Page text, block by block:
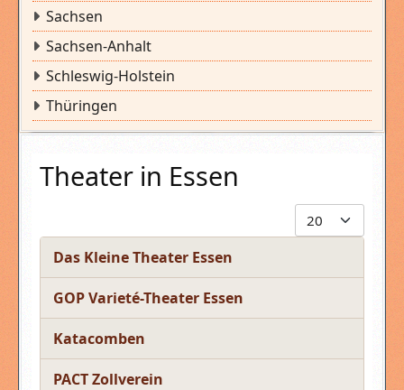
Sachsen
Sachsen-Anhalt
Schleswig-Holstein
Thüringen
Theater in Essen
Anzeige #
Titel
Das Kleine Theater Essen
GOP Varieté-Theater Essen
Katacomben
PACT Zollverein